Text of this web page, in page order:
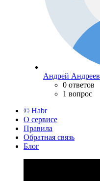
Андрей Андреев
0 ответов
1 вопрос
© Habr
О сервисе
Правила
Обратная связь
Блог